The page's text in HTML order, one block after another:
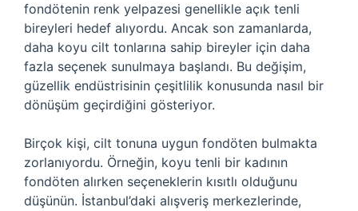
fondötenin renk yelpazesi genellikle açık tenli
bireyleri hedef alıyordu. Ancak son zamanlarda,
daha koyu cilt tonlarına sahip bireyler için daha
fazla seçenek sunulmaya başlandı. Bu değişim,
güzellik endüstrisinin çeşitlilik konusunda nasıl bir
dönüşüm geçirdiğini gösteriyor.
Birçok kişi, cilt tonuna uygun fondöten bulmakta
zorlanıyordu. Örneğin, koyu tenli bir kadının
fondöten alırken seçeneklerin kısıtlı olduğunu
düşünün. İstanbul’daki alışveriş merkezlerinde,